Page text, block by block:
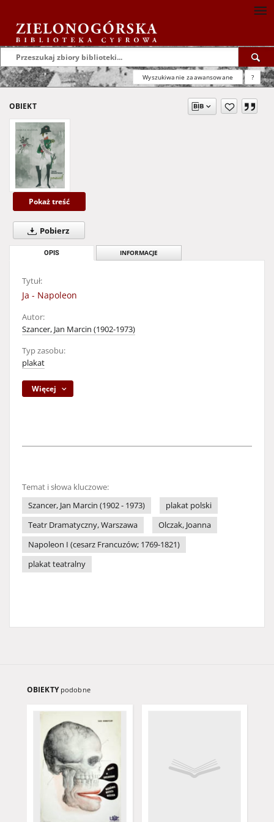
Wyszukiwanie zaawansowane ?
OBIEKT
Pokaż treść
Pobierz
OPIS INFORMACJE
Tytuł:
Ja - Napoleon
Autor:
Szancer, Jan Marcin (1902-1973)
Typ zasobu:
plakat
Więcej
Temat i słowa kluczowe:
Szancer, Jan Marcin (1902 - 1973)
plakat polski
Teatr Dramatyczny, Warszawa
Olczak, Joanna
Napoleon I (cesarz Francuzów; 1769-1821)
plakat teatralny
OBIEKTY podobne